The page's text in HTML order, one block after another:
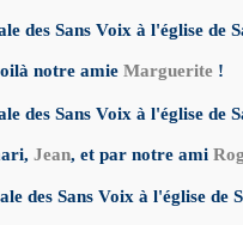
notre amie Marguerite !
Jean, et par notre ami